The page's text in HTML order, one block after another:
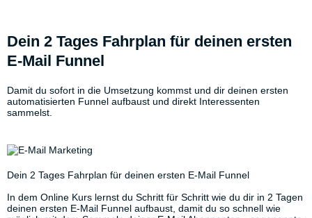
Dein 2 Tages Fahrplan für deinen ersten
E-Mail Funnel
Damit du sofort in die Umsetzung kommst und dir deinen ersten
automatisierten Funnel aufbaust und direkt Interessenten
sammelst.
Dein 2 Tages Fahrplan für deinen ersten E-Mail Funnel
In dem Online Kurs lernst du Schritt für Schritt wie du dir in 2 Tagen
deinen ersten E-Mail Funnel aufbaust, damit du so schnell wie